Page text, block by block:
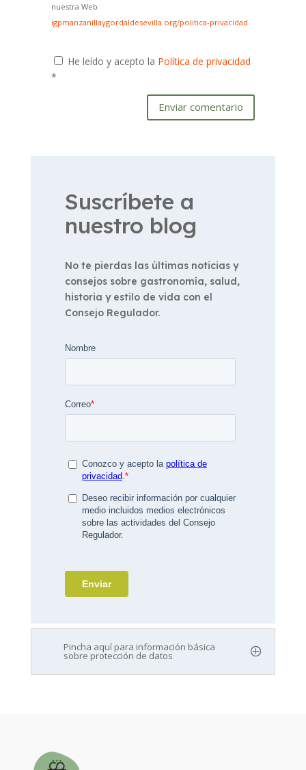
nuestra Web
igpmanzanillaygordaldesevilla.org/politica-privacidad
He leído y acepto la Política de privacidad
*
Enviar comentario
Suscríbete a
nuestro blog
No te pierdas las últimas noticias y
consejos sobre gastronomía, salud,
historia y estilo de vida con el
Consejo Regulador.
Pincha aquí para información básica
sobre protección de datos